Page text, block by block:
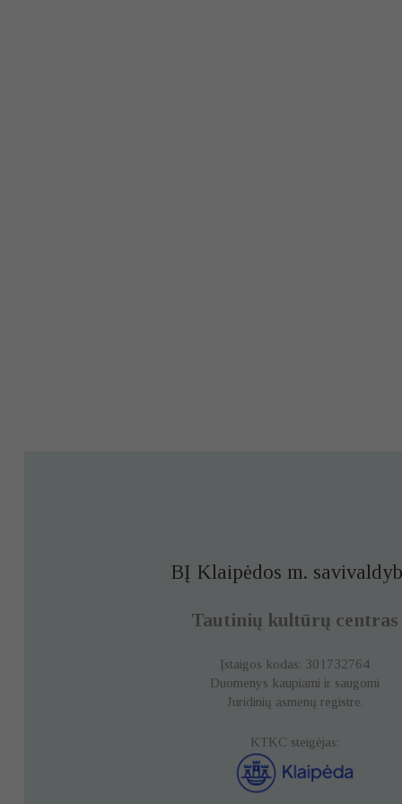
BĮ Klaipėdos m.
Tautinių kultūrų centras
Įstaigos kodas: 301732764
Duomenys kaupiami ir saugomi
Juridinių asmenų registre.
KTKC steigėjas: